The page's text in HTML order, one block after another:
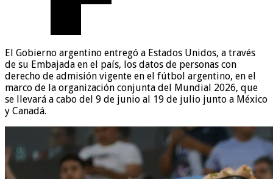
El Gobierno argentino entregó a Estados Unidos, a través
de su Embajada en el país, los datos de personas con
derecho de admisión vigente en el fútbol argentino, en el
marco de la organización conjunta del Mundial 2026, que
se llevará a cabo del 9 de junio al 19 de julio junto a México
y Canadá.